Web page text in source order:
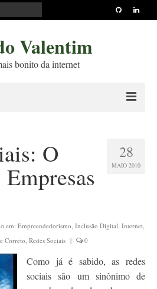
Valentim
bonito da internet
28
MAIO 2010
O
em: Empreendedorismo, Inclusão Digital, Internet,
Correto, Redes Sociais | 0
Como já é sabido, as redes
sociais são um sinônimo de